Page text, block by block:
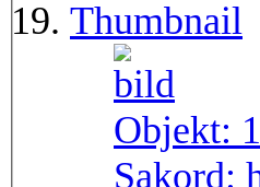
Thumbnail
Objekt:
Sakord: